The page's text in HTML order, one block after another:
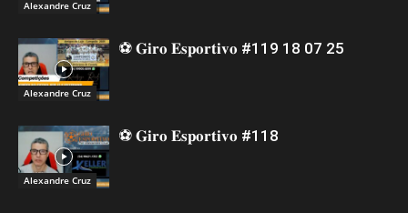
Alexandre Cruz
Alexandre Cruz
⚽ 𝐆𝐢𝐫𝐨 𝐄𝐬𝐩𝐨𝐫𝐭𝐢𝐯𝐨 #119 18 07 25
Alexandre Cruz
⚽ 𝐆𝐢𝐫𝐨 𝐄𝐬𝐩𝐨𝐫𝐭𝐢𝐯𝐨 #118